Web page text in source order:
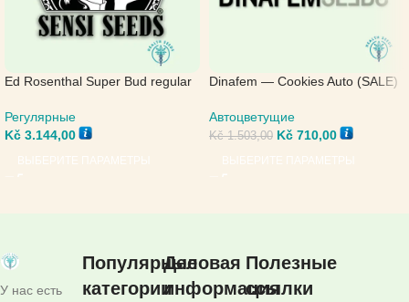
Ed Rosenthal Super Bud regular
Регулярные
Kč 3.144,00
Dinafem — Cookies Auto (SALE)
Автоцветущие
Kč1.503,00 Kč 710,00
ВЫБЕРИТЕ ПАРАМЕТРЫ
У нас есть
Популярные
категории
Деловая
информация
Полезные
ссылки